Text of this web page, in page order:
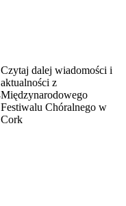
Czytaj dalej wiadomości i
aktualności z
Międzynarodowego
Festiwalu Chóralnego w
Cork